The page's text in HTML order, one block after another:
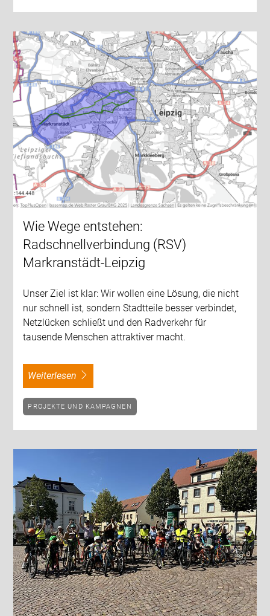
Wie Wege entstehen:
Radschnellverbindung (RSV)
Markranstädt-Leipzig
Unser Ziel ist klar: Wir wollen eine Lösung, die nicht
nur schnell ist, sondern Stadtteile besser verbindet,
Netzlücken schließt und den Radverkehr für
tausende Menschen attraktiver macht.
weiterlesen
PROJEKTE UND KAMPAGNEN